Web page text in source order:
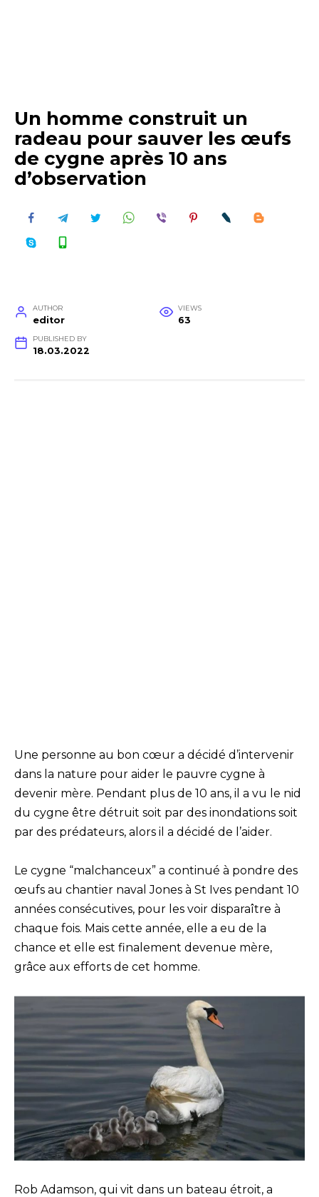
Un homme construit un
radeau pour sauver les œufs
de cygne après 10 ans
d’observation
AUTHOR
editor
VIEWS
63
PUBLISHED BY
18.03.2022
Une personne au bon cœur a décidé d’intervenir
dans la nature pour aider le pauvre cygne à
devenir mère. Pendant plus de 10 ans, il a vu le nid
du cygne être détruit soit par des inondations soit
par des prédateurs, alors il a décidé de l’aider.
Le cygne “malchanceux” a continué à pondre des
œufs au chantier naval Jones à St Ives pendant 10
années consécutives, pour les voir disparaître à
chaque fois. Mais cette année, elle a eu de la
chance et elle est finalement devenue mère,
grâce aux efforts de cet homme.
Rob Adamson, qui vit dans un bateau étroit, a